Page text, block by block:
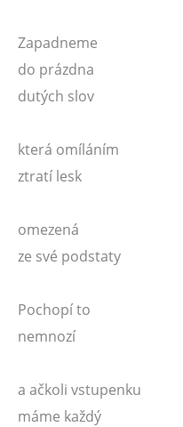
Zapadneme
do prázdna
dutých slov
která omíláním
ztratí lesk
omezená
ze své podstaty
Pochopí to
nemnozí
a ačkoli vstupenku
máme každý